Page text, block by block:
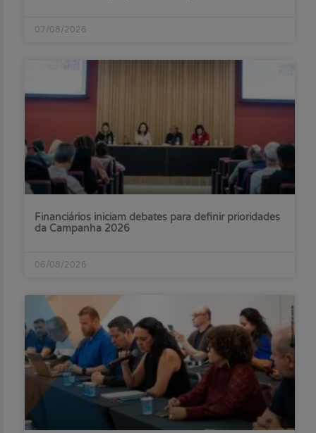
07/08/2026
Financiários iniciam debates para definir prioridades
da Campanha 2026
06/08/2026